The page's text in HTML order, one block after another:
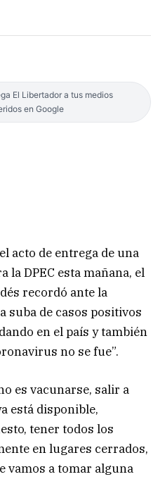
El Libertador a tus medios
en Google
acto de entrega de una
la DPEC esta mañana, el
recordó ante la
suba de casos positivos
en el país y también
no se fue”.
es vacunarse, salir a
está disponible,
tener todos los
en lugares cerrados,
vamos a tomar alguna